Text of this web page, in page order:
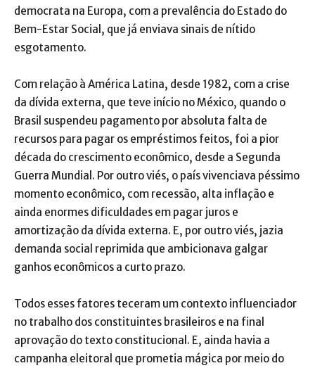
democrata na Europa, com a prevalência do Estado do
Bem-Estar Social, que já enviava sinais de nítido
esgotamento.
Com relação à América Latina, desde 1982, com a crise
da dívida externa, que teve início no México, quando o
Brasil suspendeu pagamento por absoluta falta de
recursos para pagar os empréstimos feitos, foi a pior
década do crescimento econômico, desde a Segunda
Guerra Mundial. Por outro viés, o país vivenciava péssimo
momento econômico, com recessão, alta inflação e
ainda enormes dificuldades em pagar juros e
amortização da dívida externa. E, por outro viés, jazia
demanda social reprimida que ambicionava galgar
ganhos econômicos a curto prazo.
Todos esses fatores teceram um contexto influenciador
no trabalho dos constituintes brasileiros e na final
aprovação do texto constitucional. E, ainda havia a
campanha eleitoral que prometia mágica por meio do